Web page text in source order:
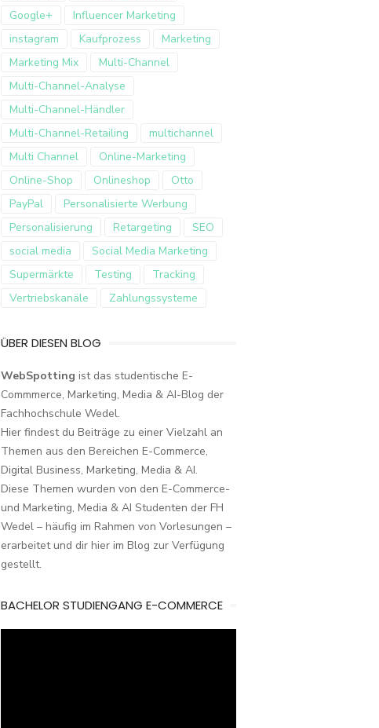
Google+
Influencer Marketing
instagram
Kaufprozess
Marketing
Marketing Mix
Multi-Channel
Multi-Channel-Analyse
Multi-Channel-Händler
Multi-Channel-Retailing
multichannel
Multi Channel
Online-Marketing
Online-Shop
Onlineshop
Otto
PayPal
Personalisierte Werbung
Personalisierung
Retargeting
SEO
social media
Social Media Marketing
Supermärkte
Testing
Tracking
Vertriebskanäle
Zahlungssysteme
ÜBER DIESEN BLOG
WebSpotting ist das studentische E-
Commmerce, Marketing, Media & AI-Blog der
Fachhochschule Wedel.
Hier findest du Beiträge zu einer Vielzahl an
Themen aus den Bereichen E-Commerce,
Digital Business, Marketing, Media & AI.
Diese Themen wurden von den E-Commerce-
und Marketing, Media & AI Studenten der FH
Wedel – häufig im Rahmen von Vorlesungen –
erarbeitet und dir hier im Blog zur Verfügung
gestellt.
BACHELOR STUDIENGANG E-COMMERCE